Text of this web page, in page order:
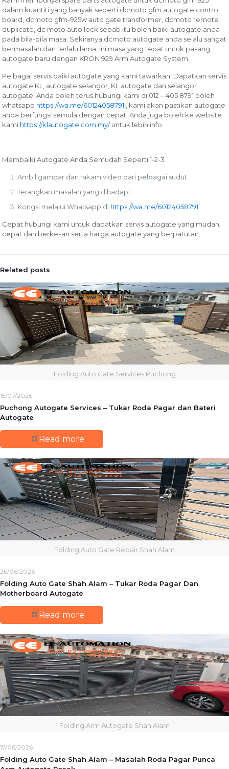
dalam kuantiti yang banyak seperti dcmoto gfm autogate control
board, dcmoto gfm-925w auto gate transformer, dcmoto remote
duplicate, dc moto auto lock sebab itu boleh baiki autogate anda
pada bila-bila masa. Sekiranya dcmoto autogate anda selalu sangat
bermasalah dan terlalu lama, ini masa yang tepat untuk pasang
autogate baru dengan KRON 929 Arm Autogate System.
Pelbagai servis baiki autogate yang kami tawarkan. Dapatkan servis
autogate KL, autogate selangor, KL autogate dan selangor
autogate. Anda boleh terus hubungi kami di 012 – 405 8791 boleh
whatsapp https://wa.me/60124058791
, kami akan pastikan autogate
anda berfungsi semula dengan cepat. Anda juga boleh ke website
kami https://klautogate.com.my/ untuk lebih info.
Membaiki Autogate Anda Semudah Seperti 1-2-3
Ambil gambar dan rakam video dari pelbagai sudut.
Terangkan masalah yang dihadapi.
Kongsi melalui Whatsapp di https://wa.me/60124058791
Cepat hubungi kami untuk dapatkan servis autogate yang mudah,
cepat dan berkesan serta harga autogate yang berpatutan.
Related posts
Folding Auto Gate Services Puchong
15/07/2026
Puchong Autogate Services – Tukar Roda Pagar dan Bateri
Autogate
Read more
Folding Auto Gate Repair Shah Alam
26/06/2026
Folding Auto Gate Shah Alam – Tukar Roda Pagar Dan
Motherboard Autogate
Read more
Folding Arm Autogate Shah Alam
17/06/2026
Folding Auto Gate Shah Alam – Masalah Roda Pagar Punca